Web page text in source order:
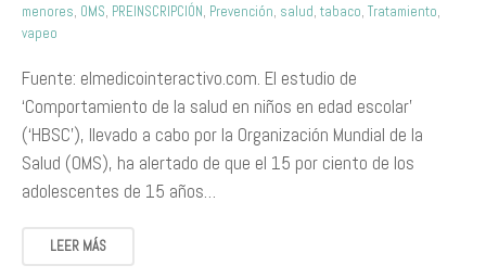
menores, OMS, PREINSCRIPCIÓN, Prevención, salud, tabaco, Tratamiento,
vapeo
Fuente: elmedicointeractivo.com. El estudio de
‘Comportamiento de la salud en niños en edad escolar’
(‘HBSC’), llevado a cabo por la Organización Mundial de la
Salud (OMS), ha alertado de que el 15 por ciento de los
adolescentes de 15 años…
LEER MÁS